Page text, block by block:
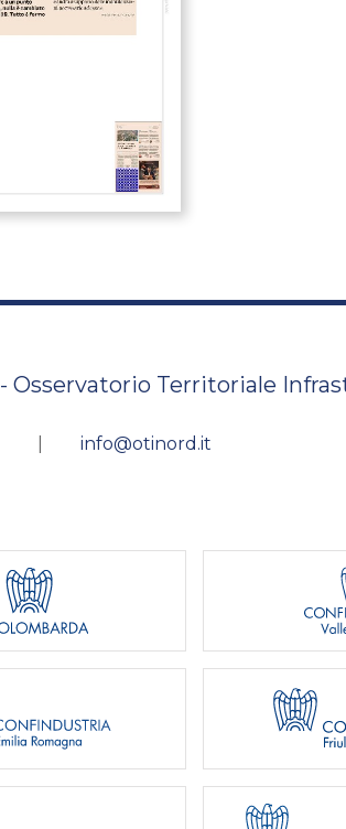
- Osservatorio Territoriale
info@otinord.it